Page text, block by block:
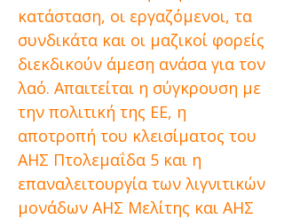
κατάσταση, οι εργαζόμενοι, τα
συνδικάτα και οι μαζικοί φορείς
διεκδικούν άμεση ανάσα για τον
λαό. Απαιτείται η σύγκρουση με
την πολιτική της ΕΕ, η
αποτροπή του κλεισίματος του
ΑΗΣ Πτολεμαΐδα 5 και η
επαναλειτουργία των λιγνιτικών
μονάδων ΑΗΣ Μελίτης και ΑΗΣ